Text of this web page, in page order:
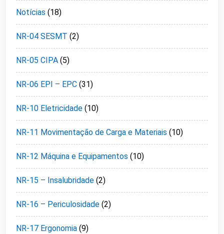
Notícias (18)
NR-04 SESMT (2)
NR-05 CIPA (5)
NR-06 EPI – EPC (31)
NR-10 Eletricidade (10)
NR-11 Movimentação de Carga e Materiais (10)
NR-12 Máquina e Equipamentos (10)
NR-15 – Insalubridade (2)
NR-16 – Periculosidade (2)
NR-17 Ergonomia (9)